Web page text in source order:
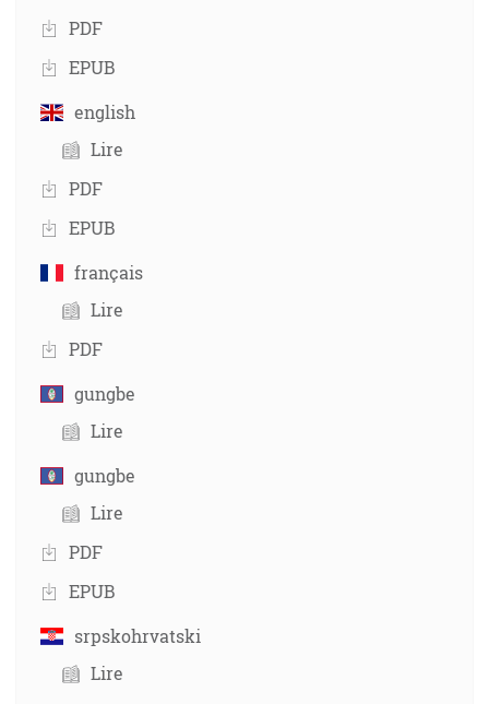
PDF
EPUB
english
Lire
PDF
EPUB
français
Lire
PDF
gungbe
Lire
gungbe
Lire
PDF
EPUB
srpskohrvatski
Lire